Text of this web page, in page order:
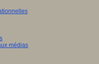
médias